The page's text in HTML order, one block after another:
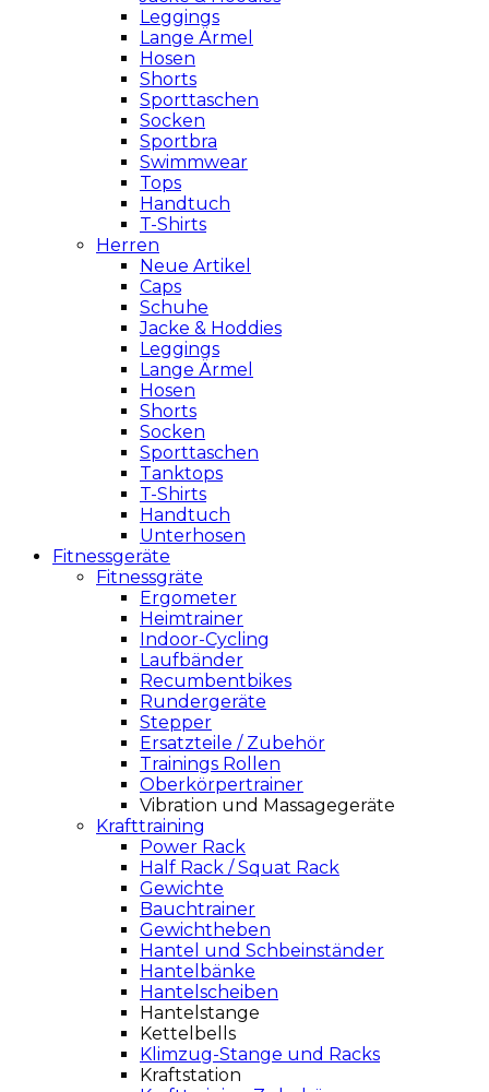
Leggings
Lange Ärmel
Hosen
Shorts
Sporttaschen
Socken
Sportbra
Swimmwear
Tops
Handtuch
T-Shirts
Herren
Neue Artikel
Caps
Schuhe
Jacke & Hoddies
Leggings
Lange Ärmel
Hosen
Shorts
Socken
Sporttaschen
Tanktops
T-Shirts
Handtuch
Unterhosen
Fitnessgeräte
Fitnessgräte
Ergometer
Heimtrainer
Indoor-Cycling
Laufbänder
Recumbentbikes
Rundergeräte
Stepper
Ersatzteile / Zubehör
Trainings Rollen
Oberkörpertrainer
Vibration und Massagegeräte
Krafttraining
Power Rack
Half Rack / Squat Rack
Gewichte
Bauchtrainer
Gewichtheben
Hantel und Schbeinständer
Hantelbänke
Hantelscheiben
Hantelstange
Kettelbells
Klimzug-Stange und Racks
Kraftstation